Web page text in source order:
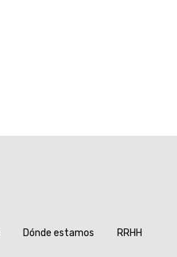
Dónde estamos RRHH